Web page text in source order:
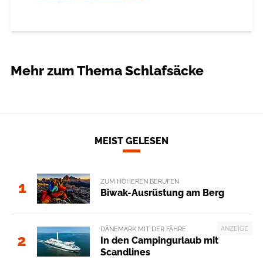
Mehr zum Thema Schlafsäcke
MEIST GELESEN
1 ZUM HÖHEREN BERUFEN
Biwak-Ausrüstung am Berg
2
ANZEIGE
DÄNEMARK MIT DER FÄHRE
In den Campingurlaub mit
Scandlines